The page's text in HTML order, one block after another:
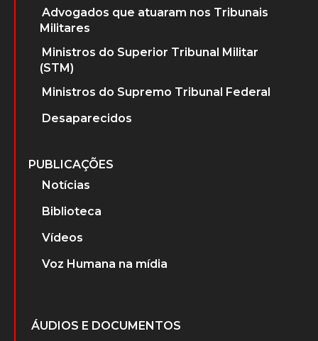
Advogados que atuaram nos Tribunais
Militares
Ministros do Superior Tribunal Militar
(STM)
Ministros do Supremo Tribunal Federal
Desaparecidos
PUBLICAÇÕES
Notícias
Biblioteca
Vídeos
Voz Humana na mídia
ÁUDIOS E DOCUMENTOS